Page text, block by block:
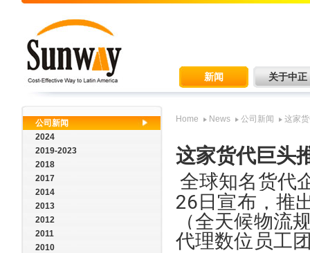
新闻 关于中正
公司新闻
2024
2019-2023
2018
2017
2014
2013
2012
2011
2010
Home News 公司新闻 这家
这家货代巨头
全球知名货代
26日宣布，推
（全天候物流
代理数位员工